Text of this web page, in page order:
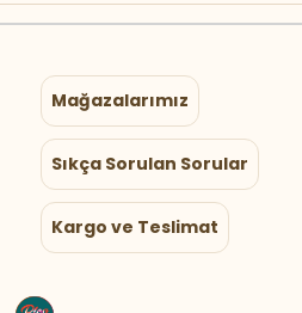
Mağazalarımız
Sıkça Sorulan Sorular
Kargo ve Teslimat